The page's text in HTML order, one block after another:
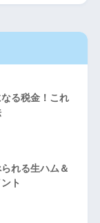
る税金！これ
れる生ハム＆
ト